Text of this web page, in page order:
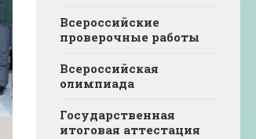
Всероссийские
проверочные работы
Всероссийская
олимпиада
Государственная
итоговая аттестация